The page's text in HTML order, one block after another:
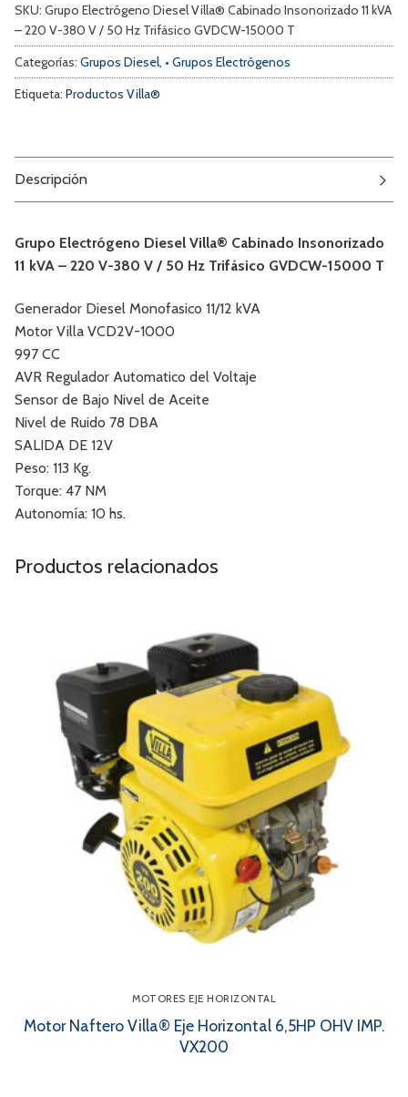
SKU: Grupo Electrógeno Diesel Villa® Cabinado Insonorizado 11 kVA
– 220 V-380 V / 50 Hz Trifásico GVDCW-15000 T
Categorías: Grupos Diesel, • Grupos Electrógenos
Etiqueta: Productos Villa®
Descripción
Grupo Electrógeno Diesel Villa® Cabinado Insonorizado
11 kVA – 220 V-380 V / 50 Hz Trifásico GVDCW-15000 T
Generador Diesel Monofasico 11/12 kVA
Motor Villa VCD2V-1000
997 CC
AVR Regulador Automatico del Voltaje
Sensor de Bajo Nivel de Aceite
Nivel de Ruido 78 DBA
SALIDA DE 12V
Peso: 113 Kg.
Torque: 47 NM
Autonomía: 10 hs.
Productos relacionados
MOTORES EJE HORIZONTAL
Motor Naftero Villa® Eje Horizontal 6,5HP OHV IMP.
VX200